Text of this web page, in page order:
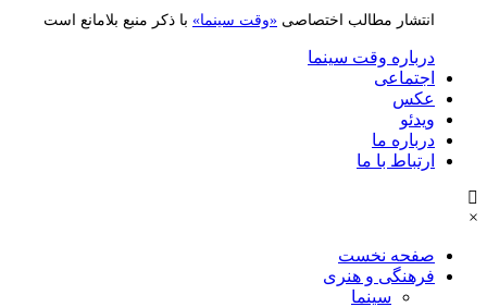
انتشار مطالب اختصاصی «وقت سینما» با ذکر منبع بلامانع است
درباره وقت سینما
اجتماعی
عکس
ویدئو
درباره ما
ارتباط با ما
×
صفحه نخست
فرهنگی و هنری
سینما